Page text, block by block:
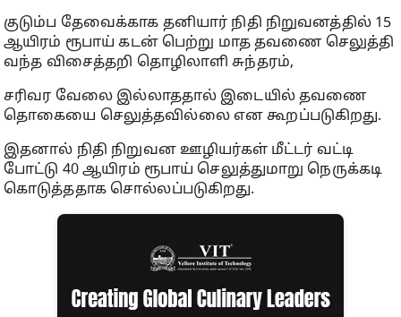
குடும்ப தேவைக்காக தனியார் நிதி நிறுவனத்தில் 15
ஆயிரம் ரூபாய் கடன் பெற்று மாத தவணை செலுத்தி
வந்த விசைத்தறி தொழிலாளி சுந்தரம்,
சரிவர வேலை இல்லாததால் இடையில் தவணை
தொகையை செலுத்தவில்லை என கூறப்படுகிறது.
இதனால் நிதி நிறுவன ஊழியர்கள் மீட்டர் வட்டி
போட்டு 40 ஆயிரம் ரூபாய் செலுத்துமாறு நெருக்கடி
கொடுத்ததாக சொல்லப்படுகிறது.